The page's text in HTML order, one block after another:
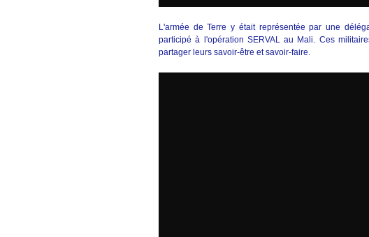
L'armée de Terre y était représentée par une
participé à l'opération SERVAL au Mali. Ces
partager leurs savoir-être et savoir-faire.